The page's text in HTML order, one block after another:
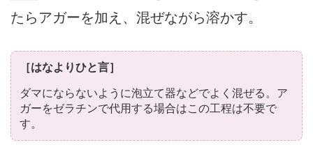
たらアガーを加え、混ぜながら溶かす。
［はなよりひと言］
ダマにならないように泡立て器などでよく混ぜる。ア
ガーをゼラチンで代用する場合はこの工程は不要で
す。